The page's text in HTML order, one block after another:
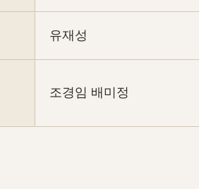
유재성
조경임 배미정